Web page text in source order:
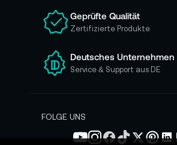
e
e
n
N
s
Geprüfte Qualität
Zertifizierte Produkte
Deutsches Unternehmen
Service & Support aus DE
FOLGE UNS